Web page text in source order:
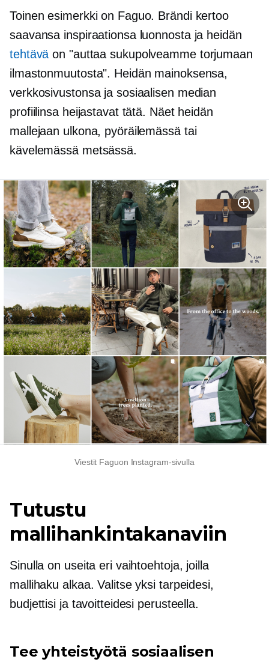
Toinen esimerkki on Faguo. Brändi kertoo
saavansa inspiraationsa luonnosta ja heidän
tehtävä on "auttaa sukupolveamme torjumaan
ilmastonmuutosta". Heidän mainoksensa,
verkkosivustonsa ja sosiaalisen median
profiilinsa heijastavat tätä. Näet heidän
mallejaan ulkona, pyöräilemässä tai
kävelemässä metsässä.
Viestit Faguon Instagram-sivulla
Tutustu
mallihankintakanaviin
Sinulla on useita eri vaihtoehtoja, joilla
mallihaku alkaa. Valitse yksi tarpeidesi,
budjettisi ja tavoitteidesi perusteella.
Tee yhteistyötä sosiaalisen